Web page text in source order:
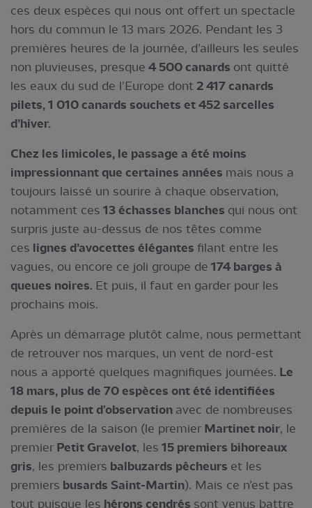
ces deux espèces qui nous ont offert un spectacle
hors du commun le 13 mars 2026. Pendant les 3
premières heures de la journée, d’ailleurs les seules
non pluvieuses, presque 4 500 canards ont quitté
les eaux du sud de l'Europe dont 2 417 canards
pilets, 1 010 canards souchets et 452 sarcelles
d’hiver.
Chez les limicoles, le passage a été moins
impressionnant que certaines années mais nous a
toujours laissé un sourire à chaque observation,
notamment ces 13 échasses blanches qui nous ont
surpris juste au-dessus de nos têtes comme
ces lignes d’avocettes élégantes filant entre les
vagues, ou encore ce joli groupe de 174 barges à
queues noires. Et puis, il faut en garder pour les
prochains mois.
Après un démarrage plutôt calme, nous permettant
de retrouver nos marques, un vent de nord-est
nous a apporté quelques magnifiques journées. Le
18 mars, plus de 70 espèces ont été identifiées
depuis le point d'observation avec de nombreuses
premières de la saison (le premier Martinet noir, le
premier Petit Gravelot, les 15 premiers bihoreaux
gris, les premiers balbuzards pêcheurs et les
premiers busards Saint-Martin). Mais ce n’est pas
tout puisque les hérons cendrés sont venus battre